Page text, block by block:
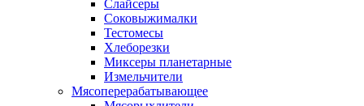
Слайсеры
Соковыжималки
Тестомесы
Хлеборезки
Миксеры планетарные
Измельчители
Мясоперерабатывающее